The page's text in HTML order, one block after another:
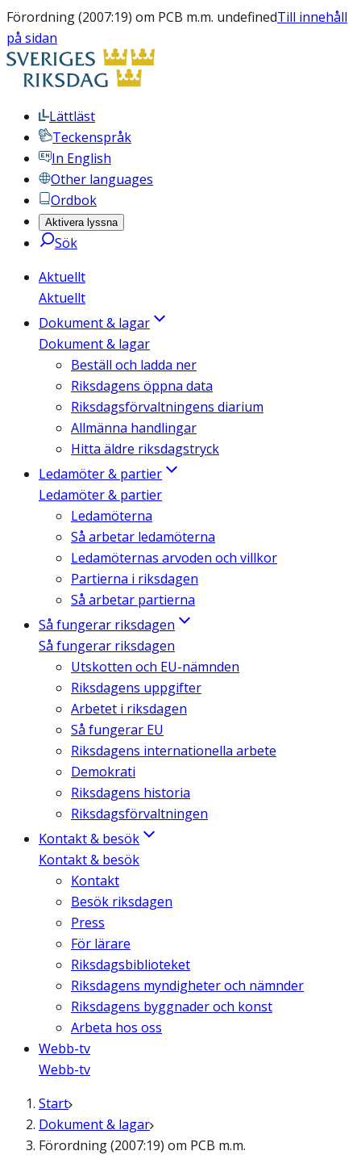
Förordning (2007:19) om PCB m.m. undefinedTill innehåll
på sidan
Lättläst
Teckenspråk
In English
Other languages
Ordbok
Aktivera lyssna
Sök
Aktuellt
Aktuellt
Dokument & lagar
Dokument & lagar
Beställ och ladda ner
Riksdagens öppna data
Riksdagsförvaltningens diarium
Allmänna handlingar
Hitta äldre riksdagstryck
Ledamöter & partier
Ledamöter & partier
Ledamöterna
Så arbetar ledamöterna
Ledamöternas arvoden och villkor
Partierna i riksdagen
Så arbetar partierna
Så fungerar riksdagen
Så fungerar riksdagen
Utskotten och EU-nämnden
Riksdagens uppgifter
Arbetet i riksdagen
Så fungerar EU
Riksdagens internationella arbete
Demokrati
Riksdagens historia
Riksdagsförvaltningen
Kontakt & besök
Kontakt & besök
Kontakt
Besök riksdagen
Press
För lärare
Riksdagsbiblioteket
Riksdagens myndigheter och nämnder
Riksdagens byggnader och konst
Arbeta hos oss
Webb-tv
Webb-tv
Start
Dokument & lagar
Förordning (2007:19) om PCB m.m.